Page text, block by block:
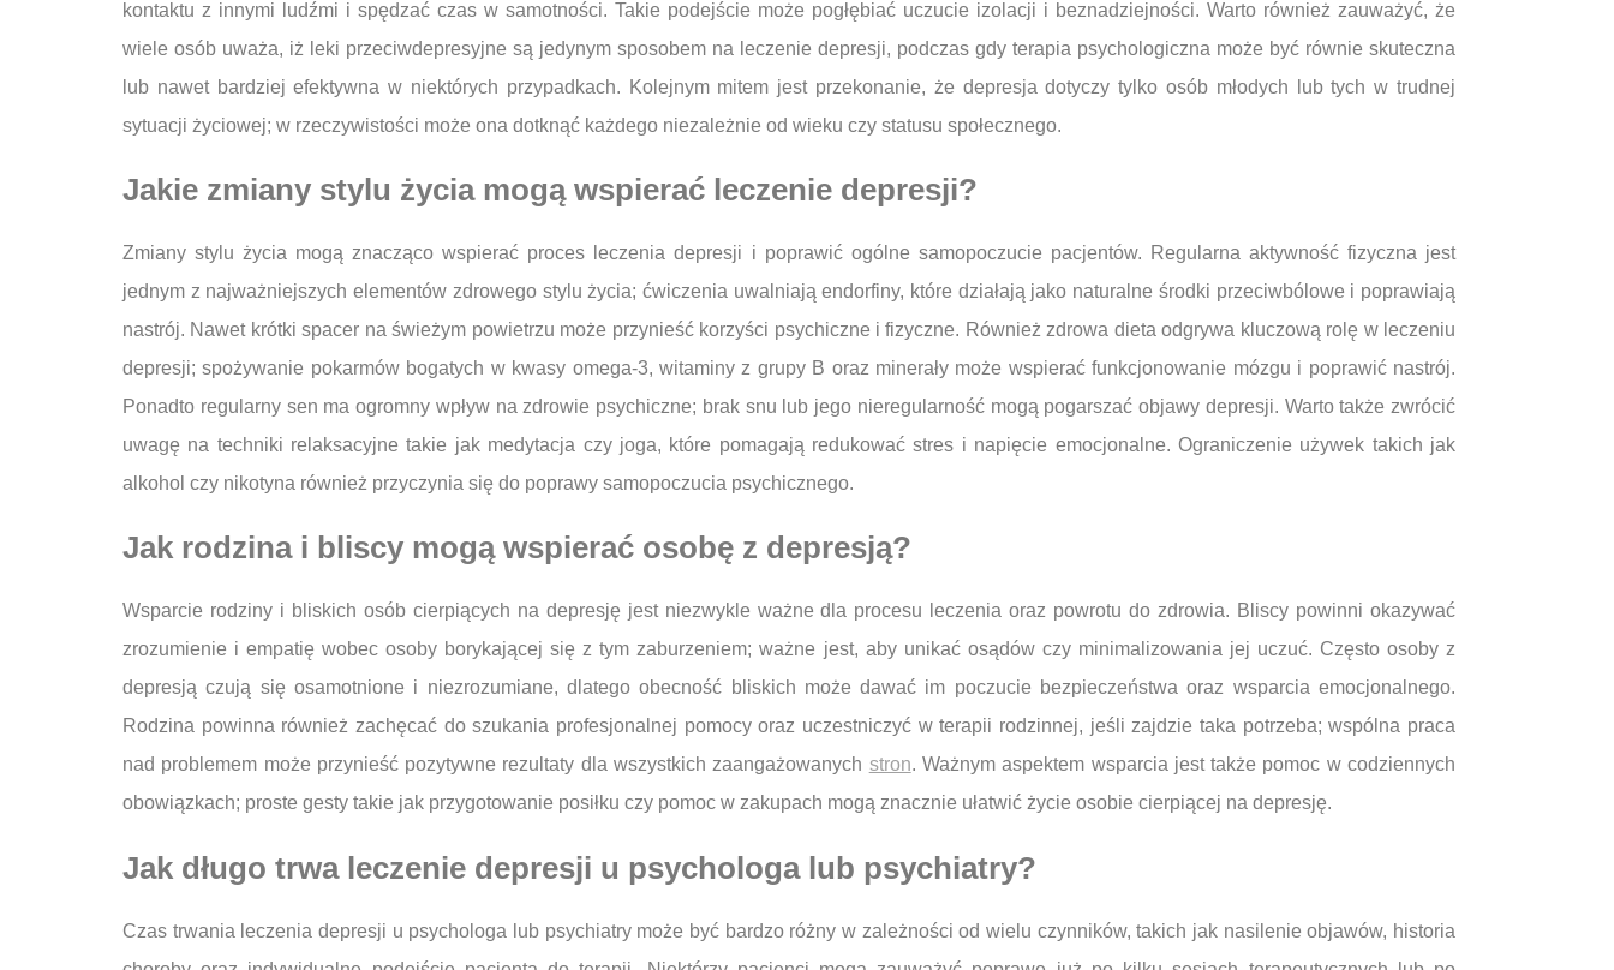
kontaktu z innymi ludźmi i spędzać czas w samotności. Takie podejście może pogłębiać uczucie izolacji i beznadziejności. Warto również zauważyć, że
wiele osób uważa, iż leki przeciwdepresyjne są jedynym sposobem na leczenie depresji, podczas gdy terapia psychologiczna może być równie skuteczna
lub nawet bardziej efektywna w niektórych przypadkach. Kolejnym mitem jest przekonanie, że depresja dotyczy tylko osób młodych lub tych w trudnej
sytuacji życiowej; w rzeczywistości może ona dotknąć każdego niezależnie od wieku czy statusu społecznego.
Jakie zmiany stylu życia mogą wspierać leczenie depresji?
Zmiany stylu życia mogą znacząco wspierać proces leczenia depresji i poprawić ogólne samopoczucie pacjentów. Regularna aktywność fizyczna jest
jednym z najważniejszych elementów zdrowego stylu życia; ćwiczenia uwalniają endorfiny, które działają jako naturalne środki przeciwbólowe i poprawiają
nastrój. Nawet krótki spacer na świeżym powietrzu może przynieść korzyści psychiczne i fizyczne. Również zdrowa dieta odgrywa kluczową rolę w leczeniu
depresji; spożywanie pokarmów bogatych w kwasy omega-3, witaminy z grupy B oraz minerały może wspierać funkcjonowanie mózgu i poprawić nastrój.
Ponadto regularny sen ma ogromny wpływ na zdrowie psychiczne; brak snu lub jego nieregularność mogą pogarszać objawy depresji. Warto także zwrócić
uwagę na techniki relaksacyjne takie jak medytacja czy joga, które pomagają redukować stres i napięcie emocjonalne. Ograniczenie używek takich jak
alkohol czy nikotyna również przyczynia się do poprawy samopoczucia psychicznego.
Jak rodzina i bliscy mogą wspierać osobę z depresją?
Wsparcie rodziny i bliskich osób cierpiących na depresję jest niezwykle ważne dla procesu leczenia oraz powrotu do zdrowia. Bliscy powinni okazywać
zrozumienie i empatię wobec osoby borykającej się z tym zaburzeniem; ważne jest, aby unikać osądów czy minimalizowania jej uczuć. Często osoby z
depresją czują się osamotnione i niezrozumiane, dlatego obecność bliskich może dawać im poczucie bezpieczeństwa oraz wsparcia emocjonalnego.
Rodzina powinna również zachęcać do szukania profesjonalnej pomocy oraz uczestniczyć w terapii rodzinnej, jeśli zajdzie taka potrzeba; wspólna praca
nad problemem może przynieść pozytywne rezultaty dla wszystkich zaangażowanych stron. Ważnym aspektem wsparcia jest także pomoc w codziennych
obowiązkach; proste gesty takie jak przygotowanie posiłku czy pomoc w zakupach mogą znacznie ułatwić życie osobie cierpiącej na depresję.
Jak długo trwa leczenie depresji u psychologa lub psychiatry?
Czas trwania leczenia depresji u psychologa lub psychiatry może być bardzo różny w zależności od wielu czynników, takich jak nasilenie objawów, historia